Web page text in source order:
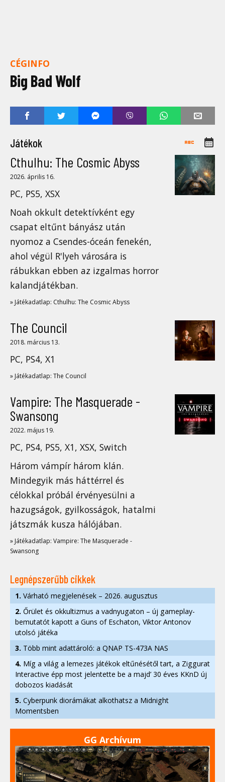
CÉGINFO
Big Bad Wolf
Játékok
Cthulhu: The Cosmic Abyss
2026. április 16.
PC, PS5, XSX
Noah okkult detektívként egy
csapat eltűnt bányász után
nyomoz a Csendes-óceán fenekén,
ahol végül R'lyeh városára is
rábukkan ebben az izgalmas horror
kalandjátékban.
» Játékadatlap: Cthulhu: The Cosmic Abyss
The Council
2018. március 13.
PC, PS4, X1
» Játékadatlap: The Council
Vampire: The Masquerade -
Swansong
2022. május 19.
PC, PS4, PS5, X1, XSX, Switch
Három vámpír három klán.
Mindegyik más háttérrel és
célokkal próbál érvényesülni a
hazugságok, gyilkosságok, hatalmi
játszmák kusza hálójában.
» Játékadatlap: Vampire: The Masquerade -
Swansong
Legnépszerűbb cikkek
1. Várható megjelenések – 2026. augusztus
2. Őrület és okkultizmus a vadnyugaton – új gameplay-
bemutatót kapott a Guns of Eschaton, Viktor Antonov
utolsó játéka
3. Több mint adattároló: a QNAP TS-473A NAS
4. Míg a világ a lemezes játékok eltűnésétől tart, a Ziggurat
Interactive épp most jelentette be a majd’ 30 éves KKnD új
dobozos kiadását
5. Cyberpunk diorámákat alkothatsz a Midnight
Momentsben
GG Archívum